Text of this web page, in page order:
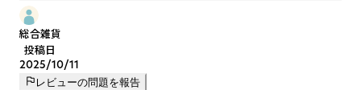
総合雑貨
投稿日
2025/10/11
レビューの問題を報告